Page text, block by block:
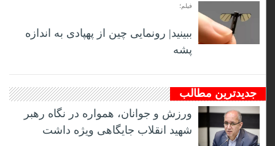
فیلم؛
ببینید| رونمایی چین از پهپادی به اندازه
پشه
جدیدترین مطالب
ورزش و جوانان، همواره در نگاه رهبر
شهید انقلاب جایگاهی ویژه داشت